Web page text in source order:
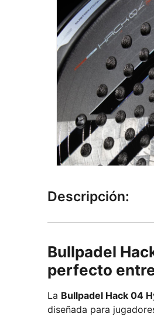
Descripción:
Bullpadel
perfecto
La Bullpadel Hack 04
diseñada para